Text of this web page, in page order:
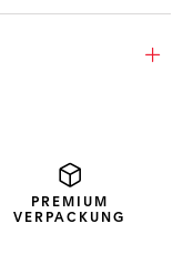
PREMIUM
VERPACKUNG